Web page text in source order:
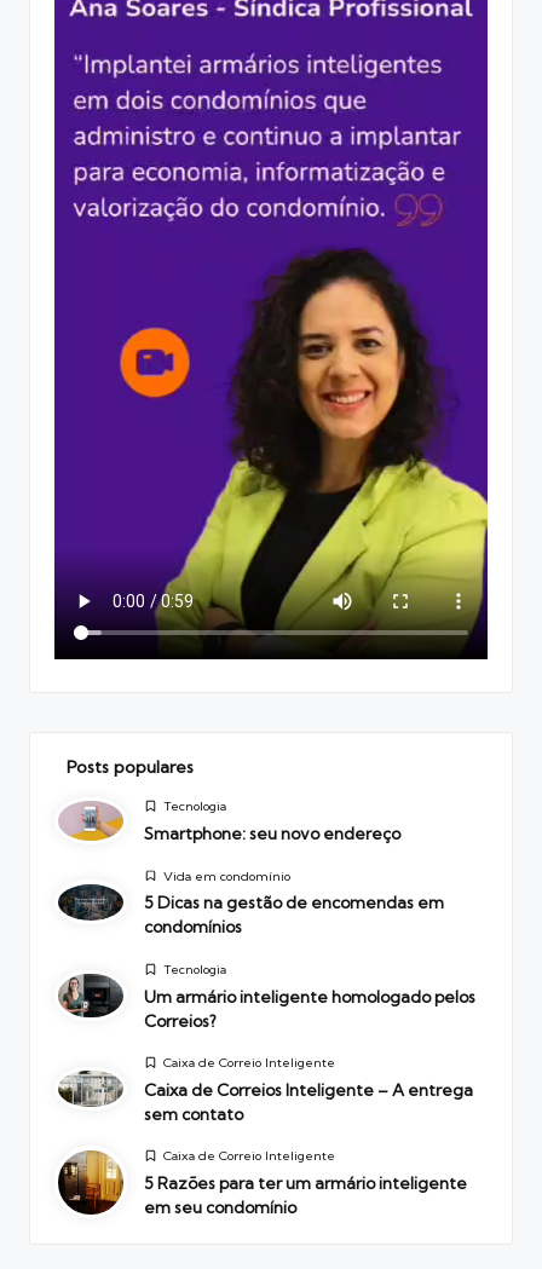
Posts populares
PostedTecnologia
Smartphone: seu novo endereço
PostedVida em condomínio
5 Dicas na gestão de encomendas em
condomínios
PostedTecnologia
Um armário inteligente homologado pelos
Correios?
PostedCaixa de Correio Inteligente
Caixa de Correios Inteligente – A entrega
sem contato
PostedCaixa de Correio Inteligente
5 Razões para ter um armário inteligente
em seu condomínio